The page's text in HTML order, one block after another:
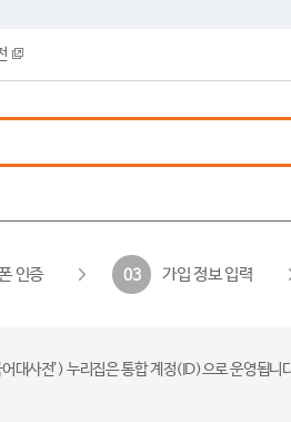
인증 03 가입 정보 입력
대사전’) 누리집은 통합 계정(ID)으로 운영됩